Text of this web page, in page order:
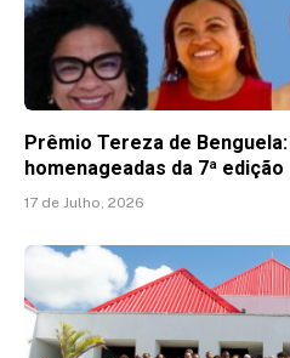
Prêmio Tereza de
homenageadas da 7ª edição
17 de Julho, 2026